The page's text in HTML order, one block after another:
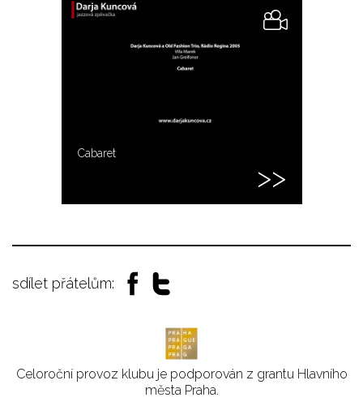
Cabaret
sdílet přátelům:
Celoroční provoz klubu je podporován z grantu Hlavního
města Praha.